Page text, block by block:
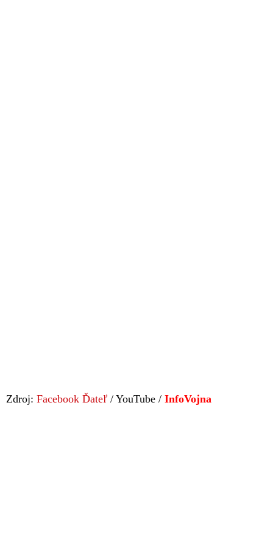
Zdroj: Facebook Ďateľ / YouTube / InfoVojna